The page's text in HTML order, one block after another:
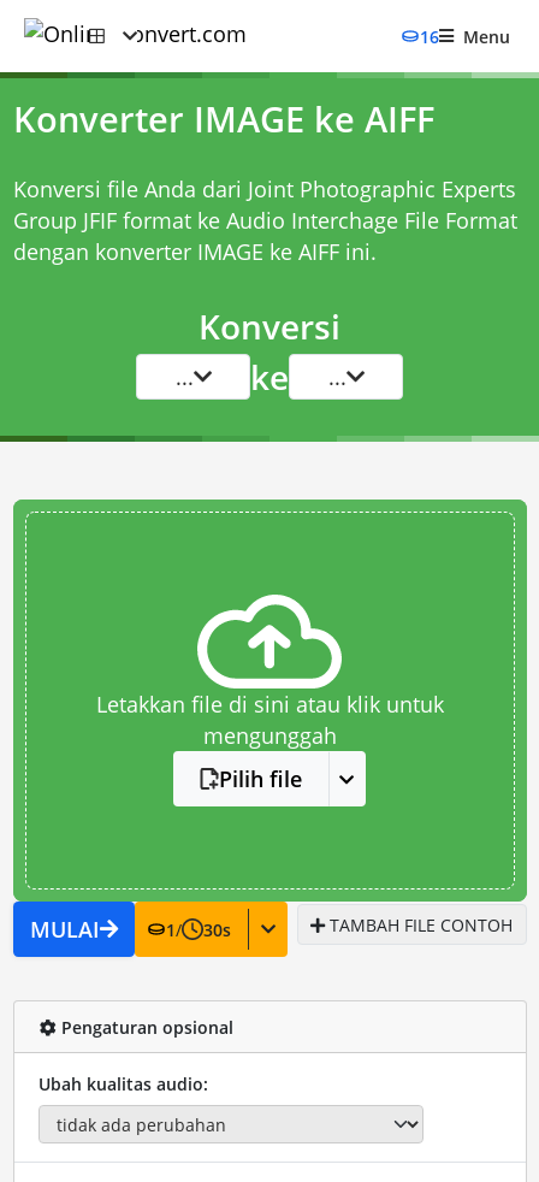
16 Menu
Konverter IMAGE ke AIFF
Konversi file Anda dari Joint Photographic Experts
Group JFIF format ke Audio Interchage File Format
dengan konverter IMAGE ke AIFFini.
Konversi
... ke ...
Letakkan file di sini atau klik untuk
mengunggah
Pilih file
MULAI 1/ 30s TAMBAH FILE CONTOH
Pengaturan opsional
Ubah kualitas audio: